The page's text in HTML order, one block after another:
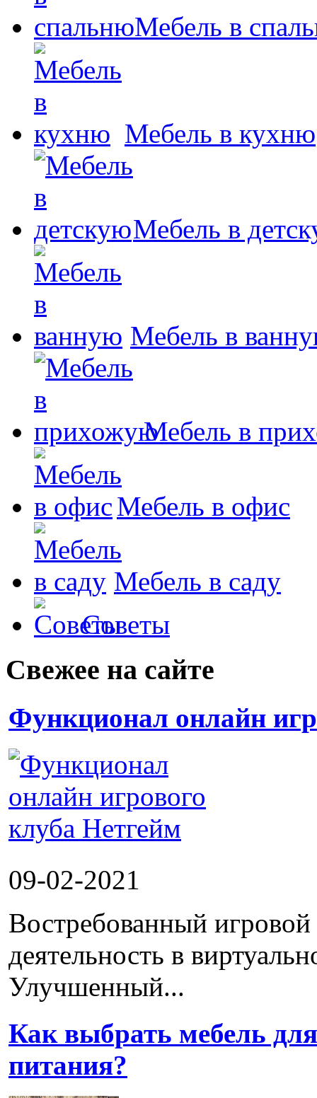
Мебель в
Мебель в кухню
Мебель в
Мебель в
Мебель в
Мебель в офис
Мебель в саду
Советы
Свежее на сайте
Функционал онлайн
09-02-2021
Востребованный
деятельность в
Улучшенный...
Как выбрать мебель
питания?